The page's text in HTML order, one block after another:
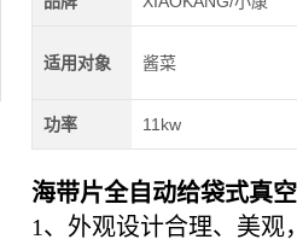
适用对象 酱菜
功率 11kw
海带片全自动给袋式真
1、外观设计合理、美观